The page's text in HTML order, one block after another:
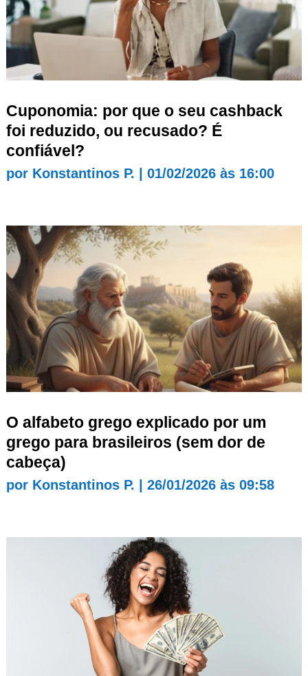
Cuponomia: por que o seu cashback
foi reduzido, ou recusado? É
confiável?
por Konstantinos P. 01/02/2026 às 16:00
O alfabeto grego explicado por um
grego para brasileiros (sem dor de
cabeça)
por Konstantinos P. 26/01/2026 às 09:58